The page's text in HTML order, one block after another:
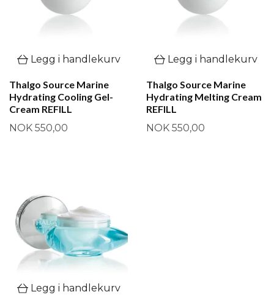
Legg i handlekurv
Thalgo Source Marine
Hydrating Cooling Gel-
Cream REFILL
NOK 550,00
Legg i handlekurv
Thalgo Source Marine
Hydrating Melting Cream
REFILL
NOK 550,00
Legg i handlekurv